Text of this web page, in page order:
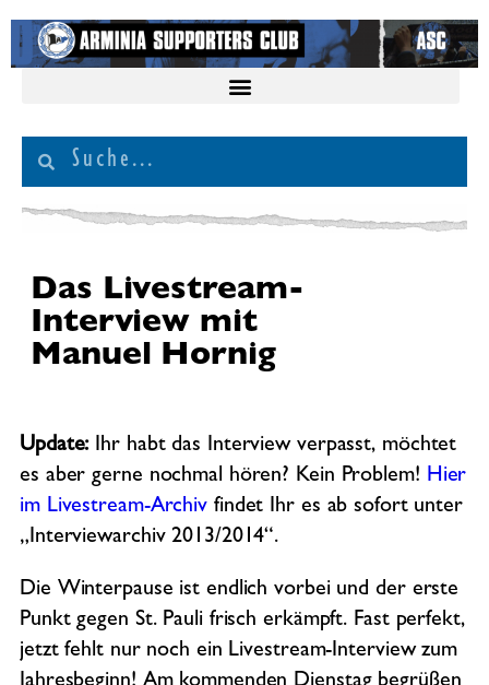
Das Livestream-
Interview mit
Manuel Hornig
Update:Ihr habt das Interview verpasst, möchtet
es aber gerne nochmal hören? Kein Problem! Hier
im Livestream-Archiv findet Ihr es ab sofort unter
„Interviewarchiv 2013/2014“.
Die Winterpause ist endlich vorbei und der erste
Punkt gegen St. Pauli frisch erkämpft. Fast perfekt,
jetzt fehlt nur noch ein Livestream-Interview zum